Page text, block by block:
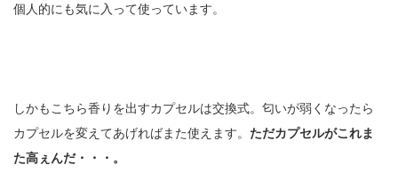
個人的にも気に入って使っています。
しかもこちら香りを出すカプセルは交換式。匂いが弱くなったら
カプセルを変えてあげればまた使えます。 ただカプセルがこれま
た高ぇんだ・・・。